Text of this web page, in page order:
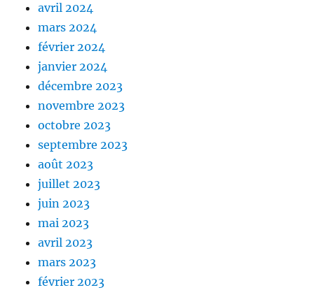
avril 2024
mars 2024
février 2024
janvier 2024
décembre 2023
novembre 2023
octobre 2023
septembre 2023
août 2023
juillet 2023
juin 2023
mai 2023
avril 2023
mars 2023
février 2023